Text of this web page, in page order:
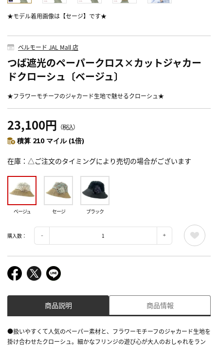
★モデル着用画像は【セージ】です★
ベルモード JAL Mall 店
つば遮光のペーパークロス×カットジャカー
ドクローシュ〔ベージュ〕
★フラワーモチーフのジャカード生地で魅せるクローシュ★
23,100円 （税込）
積算 210 マイル (1倍)
在庫 △ご注文のタイミングにより売切の場合がございます
ベージュ セージ ブラック
購入数：
商品説明 商品情報
●扱いやすくて人気のペーパー素材と、フラワーモチーフのジャカード生地を
掛け合わせたクローシュ。細かなフリンジの遊び心が大人のおしゃれをラン